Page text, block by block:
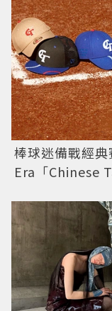
棒球迷備戰經
Era「Chinese